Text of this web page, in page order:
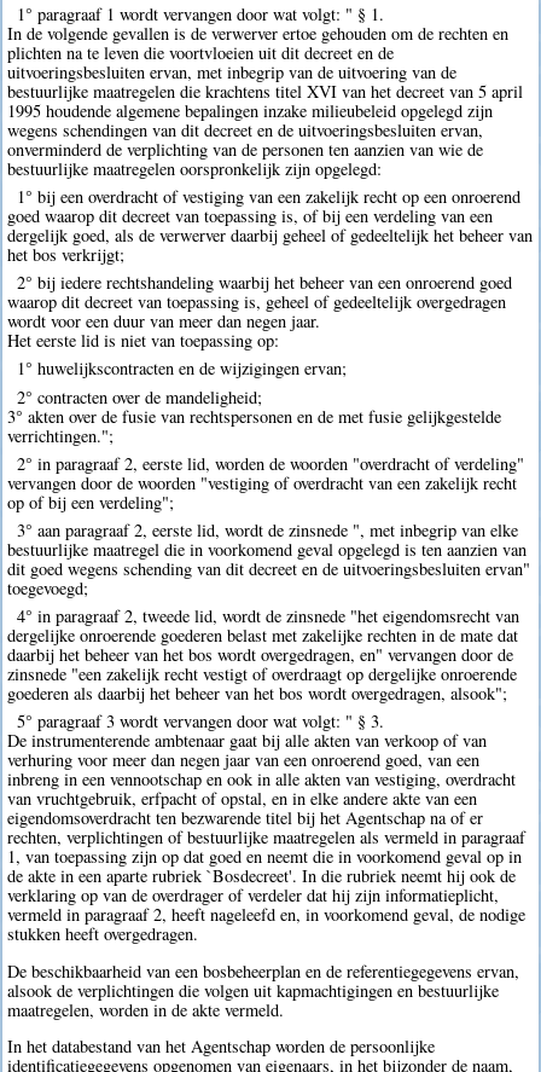
1° paragraaf 1 wordt vervangen door wat volgt: " § 1.
In de volgende gevallen is de verwerver ertoe gehouden om de rechten en
plichten na te leven die voortvloeien uit dit decreet en de
uitvoeringsbesluiten ervan, met inbegrip van de uitvoering van de
bestuurlijke maatregelen die krachtens titel XVI van het decreet van 5 april
1995 houdende algemene bepalingen inzake milieubeleid opgelegd zijn
wegens schendingen van dit decreet en de uitvoeringsbesluiten ervan,
onverminderd de verplichting van de personen ten aanzien van wie de
bestuurlijke maatregelen oorspronkelijk zijn opgelegd:
1° bij een overdracht of vestiging van een zakelijk recht op een onroerend
goed waarop dit decreet van toepassing is, of bij een verdeling van een
dergelijk goed, als de verwerver daarbij geheel of gedeeltelijk het beheer van
het bos verkrijgt;
2° bij iedere rechtshandeling waarbij het beheer van een onroerend goed
waarop dit decreet van toepassing is, geheel of gedeeltelijk overgedragen
wordt voor een duur van meer dan negen jaar.
Het eerste lid is niet van toepassing op:
1° huwelijkscontracten en de wijzigingen ervan;
2° contracten over de mandeligheid;
3° akten over de fusie van rechtspersonen en de met fusie gelijkgestelde
verrichtingen.";
2° in paragraaf 2, eerste lid, worden de woorden "overdracht of verdeling"
vervangen door de woorden "vestiging of overdracht van een zakelijk recht
op of bij een verdeling";
3° aan paragraaf 2, eerste lid, wordt de zinsnede ", met inbegrip van elke
bestuurlijke maatregel die in voorkomend geval opgelegd is ten aanzien van
dit goed wegens schending van dit decreet en de uitvoeringsbesluiten ervan"
toegevoegd;
4° in paragraaf 2, tweede lid, wordt de zinsnede "het eigendomsrecht van
dergelijke onroerende goederen belast met zakelijke rechten in de mate dat
daarbij het beheer van het bos wordt overgedragen, en" vervangen door de
zinsnede "een zakelijk recht vestigt of overdraagt op dergelijke onroerende
goederen als daarbij het beheer van het bos wordt overgedragen, alsook";
5° paragraaf 3 wordt vervangen door wat volgt: " § 3.
De instrumenterende ambtenaar gaat bij alle akten van verkoop of van
verhuring voor meer dan negen jaar van een onroerend goed, van een
inbreng in een vennootschap en ook in alle akten van vestiging, overdracht
van vruchtgebruik, erfpacht of opstal, en in elke andere akte van een
eigendomsoverdracht ten bezwarende titel bij het Agentschap na of er
rechten, verplichtingen of bestuurlijke maatregelen als vermeld in paragraaf
1, van toepassing zijn op dat goed en neemt die in voorkomend geval op in
de akte in een aparte rubriek `Bosdecreet'. In die rubriek neemt hij ook de
verklaring op van de overdrager of verdeler dat hij zijn informatieplicht,
vermeld in paragraaf 2, heeft nageleefd en, in voorkomend geval, de nodige
stukken heeft overgedragen.
De beschikbaarheid van een bosbeheerplan en de referentiegegevens ervan,
alsook de verplichtingen die volgen uit kapmachtigingen en bestuurlijke
maatregelen, worden in de akte vermeld.
In het databestand van het Agentschap worden de persoonlijke
identificatiegegevens opgenomen van eigenaars, in het bijzonder de naam,